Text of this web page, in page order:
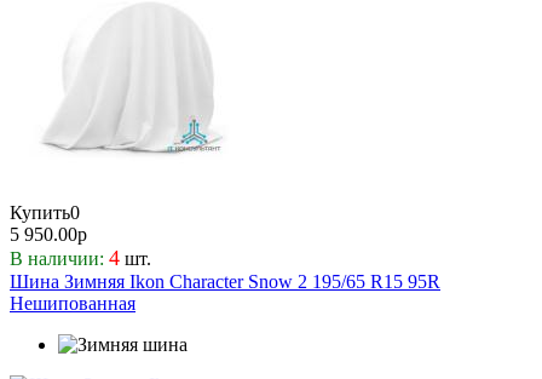
Купить0
5 950.00р
В наличии: 4 шт.
Шина Зимняя Ikon Character Snow 2 195/65 R15 95R
Нешипованная